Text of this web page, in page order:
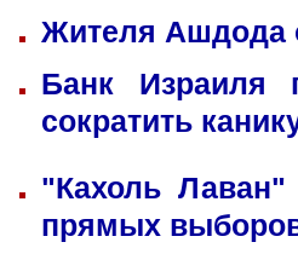
Жителя Ашдода
Банк Израиля
сократить
"Кахоль
прямых